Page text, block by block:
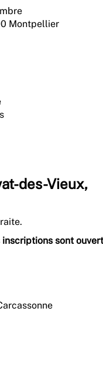
Montpellier
des-Vieux,
inscriptions sont